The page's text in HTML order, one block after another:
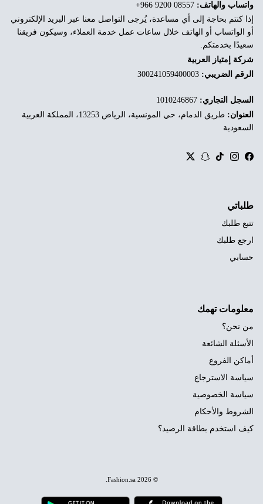
واتساب والهاتف:
إذا كنتم بحاجة إلى أي مساعدة، يُرجى التواصل معنا عبر البريد الإلكتروني
أو الواتساب أو الهاتف خلال ساعات عمل خدمة العملاء، وسيكون فريقنا
سعيدًا بخدمتكم.
شركة إمتياز العربية
الرقم الضريبي:
السجل التجاري:
العنوان:
طريق الدمام، حي المونسية، الرياض 13253، المملكة العربية
السعودية
Facebook
Instagram
TikTok
Snapchat
Twitter
طلباتي
تتبع طلبك
ارجع طلبك
حسابي
معلومات تهمك
من نحن؟
الأسئلة الشائعة
أماكن الفروع
سياسة الاسترجاع
سياسة الخصوصية
الشروط والأحكام
كيف استخدم بطاقة الرصيد؟
© 2026
Fashion.sa